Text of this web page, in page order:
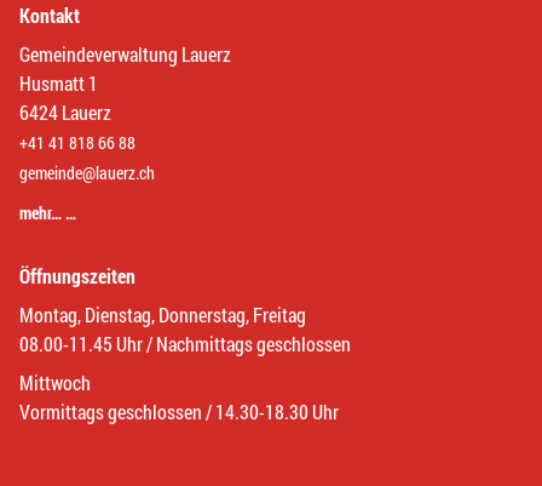
Kontakt
Gemeindeverwaltung Lauerz
Husmatt 1
6424 Lauerz
+41 41 818 66 88
gemeinde@lauerz.ch
mehr… …
Öffnungszeiten
Montag, Dienstag, Donnerstag, Freitag
08.00-11.45 Uhr / Nachmittags geschlossen
Mittwoch
Vormittags geschlossen / 14.30-18.30 Uhr